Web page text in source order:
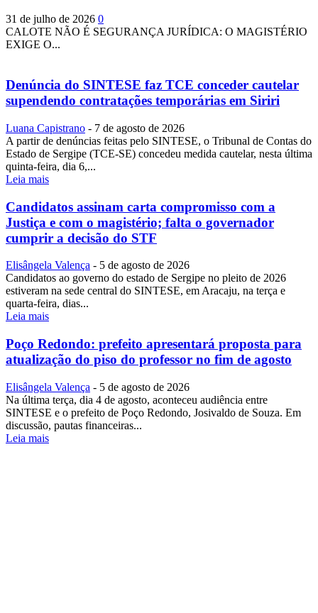
31 de julho de 2026 0
CALOTE NÃO É SEGURANÇA JURÍDICA: O MAGISTÉRIO
EXIGE O...
Denúncia do SINTESE faz TCE conceder cautelar
supendendo contratações temporárias em Siriri
Luana Capistrano - 7 de agosto de 2026
A partir de denúncias feitas pelo SINTESE, o Tribunal de Contas do
Estado de Sergipe (TCE-SE) concedeu medida cautelar, nesta última
quinta-feira, dia 6,...
Leia mais
Candidatos assinam carta compromisso com a
Justiça e com o magistério; falta o governador
cumprir a decisão do STF
Elisângela Valença - 5 de agosto de 2026
Candidatos ao governo do estado de Sergipe no pleito de 2026
estiveram na sede central do SINTESE, em Aracaju, na terça e
quarta-feira, dias...
Leia mais
Poço Redondo: prefeito apresentará proposta para
atualização do piso do professor no fim de agosto
Elisângela Valença - 5 de agosto de 2026
Na última terça, dia 4 de agosto, aconteceu audiência entre
SINTESE e o prefeito de Poço Redondo, Josivaldo de Souza. Em
discussão, pautas financeiras...
Leia mais